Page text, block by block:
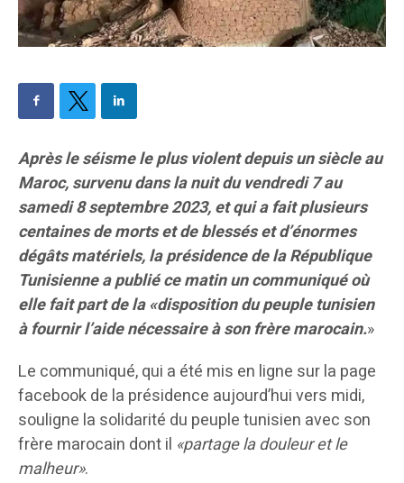
Après le séisme le plus violent depuis un siècle au
Maroc, survenu dans la nuit du vendredi 7 au
samedi 8 septembre 2023, et qui a fait plusieurs
centaines de morts et de blessés et d’énormes
dégâts matériels, la présidence de la République
Tunisienne a publié ce matin un communiqué où
elle fait part de la «disposition du peuple tunisien
à fournir l’aide nécessaire à son frère marocain.»
Le communiqué, qui a été mis en ligne sur la page
facebook de la présidence aujourd’hui vers midi,
souligne la solidarité du peuple tunisien avec son
frère marocain dont il «partage la douleur et le
malheur».